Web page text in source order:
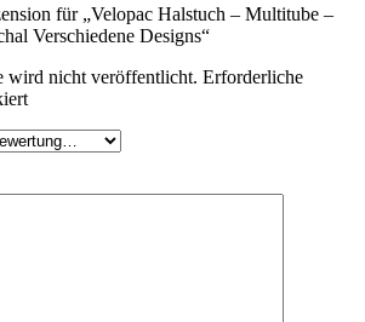
für „Velopac Halstuch – Multitube –
Verschiedene Designs“
wird nicht veröffentlicht. Erforderliche